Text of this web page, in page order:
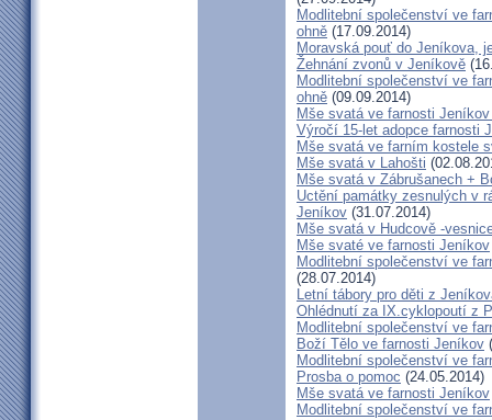
Modlitební společenství ve
ohně (17.09.2014)
Moravská pouť do Jeníkova,
Žehnání zvonů v Jeníkově
Modlitební společenství ve
ohně (09.09.2014)
Mše svatá ve farnosti
Výročí 15-let adopce farnosti
Mše svatá ve farním kostele
Mše svatá v Lahošti
Mše svatá v Zábrušanech +
Uctění památky zesnulých v
Jeníkov (31.07.2014)
Mše svatá v Hudcově -
Mše svaté ve farnosti Jeníkov
Modlitební společenství ve
(28.07.2014)
Letní tábory pro děti z
Ohlédnutí za IX.cyklopoutí z
Modlitební společenství ve
Boží Tělo ve farnosti Jeníkov
Modlitební společenství ve
Prosba o pomoc (24.05.2014)
Mše svatá ve farnosti Jeníkov
Modlitební společenství ve